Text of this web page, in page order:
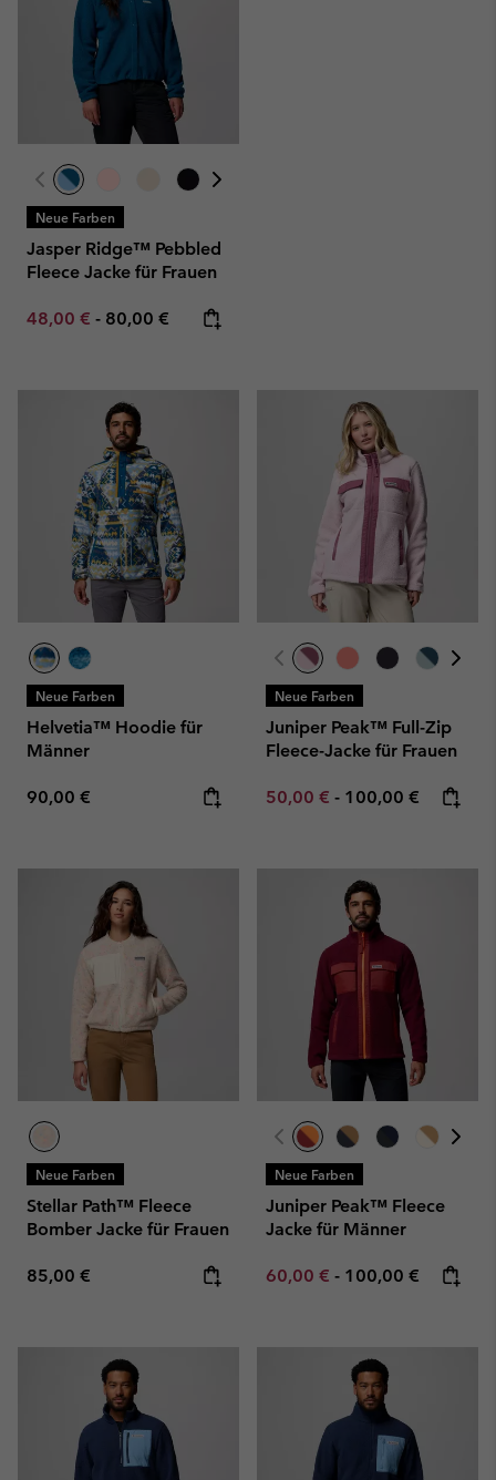
Neue Farben
Jasper Ridge™ Pebbled
Fleece Jacke für Frauen
Minimum sale price:
48,00 € - Maximum price:
80,00 €
Neue Farben
Helvetia™ Hoodie für
Männer
Regular price:
90,00 €
Neue Farben
Juniper Peak™ Full-Zip
Fleece-Jacke für Frauen
Minimum sale price:
50,00 € - Maximum price:
100,00 €
Neue Farben
Stellar Path™ Fleece
Bomber Jacke für Frauen
Regular price:
85,00 €
Neue Farben
Juniper Peak™ Fleece
Jacke für Männer
Minimum sale price:
60,00 € - Maximum price:
100,00 €